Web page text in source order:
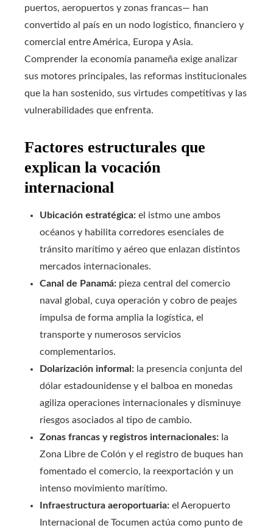
puertos, aeropuertos y zonas francas— han
convertido al país en un nodo logístico, financiero y
comercial entre América, Europa y Asia.
Comprender la economía panameña exige analizar
sus motores principales, las reformas institucionales
que la han sostenido, sus virtudes competitivas y las
vulnerabilidades que enfrenta.
Factores estructurales que
explican la vocación
internacional
Ubicación estratégica: el istmo une ambos
océanos y habilita corredores esenciales de
tránsito marítimo y aéreo que enlazan distintos
mercados internacionales.
Canal de Panamá: pieza central del comercio
naval global, cuya operación y cobro de peajes
impulsa de forma amplia la logística, el
transporte y numerosos servicios
complementarios.
Dolarización informal: la presencia conjunta del
dólar estadounidense y el balboa en monedas
agiliza operaciones internacionales y disminuye
riesgos asociados al tipo de cambio.
Zonas francas y registros internacionales: la
Zona Libre de Colón y el registro de buques han
fomentado el comercio, la reexportación y un
intenso movimiento marítimo.
Infraestructura aeroportuaria: el Aeropuerto
Internacional de Tocumen actúa como punto de